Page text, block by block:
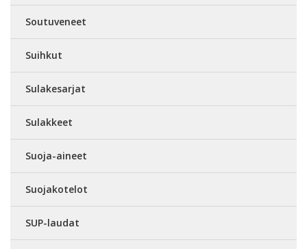
Soutuveneet
Suihkut
Sulakesarjat
Sulakkeet
Suoja-aineet
Suojakotelot
SUP-laudat